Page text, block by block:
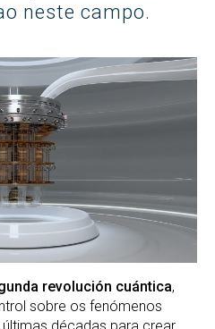
neste campo.
revolución cuántica,
sobre os fenómenos